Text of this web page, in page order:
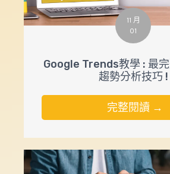
11 月
01
Google Trends教學 : 最
趨勢分析技巧 !
完整閱讀 →